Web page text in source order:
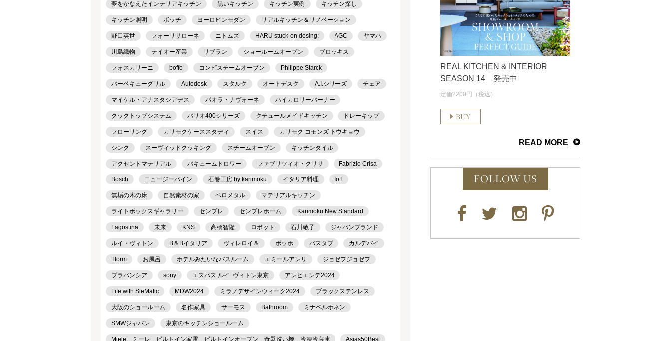
夢をかなえたインテリアキッチン 黒いキッチン キッチン実例 キッチン探し
キッチン照明 ボッチ ヨーロピンモダン リアルキッチン＆リノベーション
野口英世 フォーリサローネ ニトムズ HARU stuck-on desing; AGC ヤマハ
川島織物 テイオー産業 リブラン ショールームオープン ブロッキス
フォスカリーニ boffo コンビスチームオーブン Philippe Starck
バーベキューグリル Autodesk スタルク オートデスク A.I.シリーズ チェア
マイケル・アナスタシアデス パオラ・ナヴォーネ ハイカロリーバーナー
クックトップシステム バリオ400シリーズ クチュールメイドキッチン ドレーキップ
フローリング カリモクケーススタディ スイス カリモク コモンズ トウキョウ
シンク スーヴィッドクッキング スチームオーブン キッチンタイル
アクセントマテリアル バキュームドロワー ファブリツィオ・クリサ Fabrizio Crisa
Bosch ニュージーパイン 石巻工房 by karimoku イタリア料理 IoT
無垢の木の床 自然素材の家 ベロメタル マテリアルキッチン
ライトボックスギャラリー センプレ センプレホーム Karimoku New Standard
Lagostina 未来 KNS 高橋智隆 ロボット 石川敬子 ジャパンブランド
ルイ・ヴィトン B＆Bイタリア ヴィレロイ＆ ボッホ バスタブ カルデバイ
Tform お風呂 ホテルみたいなバスルーム エミールアンリ ジョゼフジョゼフ
ブラバンシア sony エスパス ルイ･ヴィトン東京 アンビエンテ2024
Life with SieMatic MDW2024 ミラノデザインウィーク2024 ブラックステンレス
大阪のショールーム 名作家具 サーモス Bathroom ミナペルホネン
SMWジャパン 東京のキッチンショールーム
Miele、ミーレ、ビルトイン家電、ビルトインオーブン、食器洗い機、冷凍冷蔵庫 Asias50Best
REAL KITCHEN & INTERIOR
SEASON 14 発売中
定価2200円（税込）
BUY
READ MORE
FOLLOW US